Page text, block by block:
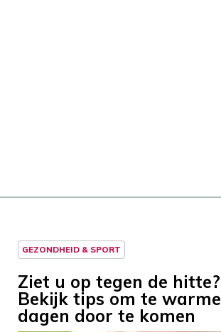
GEZONDHEID & SPORT
Ziet u op tegen de hitte?
Bekijk tips om te warme
dagen door te komen